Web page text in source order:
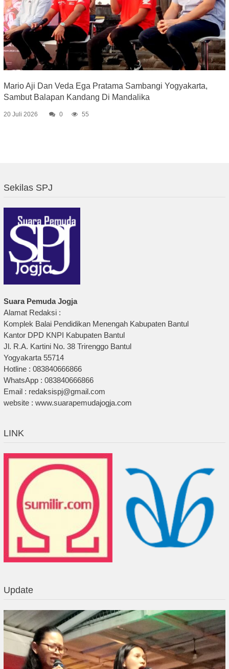
Mario Aji Dan Veda Ega Pratama Sambangi Yogyakarta,
Sambut Balapan Kandang Di Mandalika
20 Juli 2026 0 55
Sekilas SPJ
Suara Pemuda Jogja
Alamat Redaksi :
Komplek Balai Pendidikan Menengah Kabupaten Bantul
Kantor DPD KNPI Kabupaten Bantul
Jl. R.A. Kartini No. 38 Trirenggo Bantul
Yogyakarta 55714
Hotline : 083840666866
WhatsApp : 083840666866
Email : redaksispj@gmail.com
website : www.suarapemudajogja.com
LINK
Update